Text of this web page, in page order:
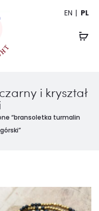
EN PL
i kryształ
“bransoletka turmalin